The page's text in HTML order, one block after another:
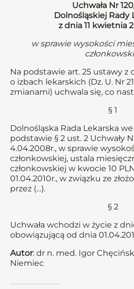
Uchwała Nr
Dolnośląskiej Rady
z dnia 11 kwietnia
w sprawie wysokości
Na podstawie art. 25 ustawy z
o izbach lekarskich (Dz. U. Nr
zmianami) uchwala się, co
§ 1
Dolnośląska Rada Lekarska
podstawie § 2 ust. 2 Uchwały
4.04.2008r., w sprawie
członkowskiej, ustala
członkowskiej w kwocie 10
01.04.2010r., w związku ze
przez (…).
§ 2
Uchwała wchodzi w życie z
obowiązującą od dnia
Autor: dr n. med. Igor
Niemiec